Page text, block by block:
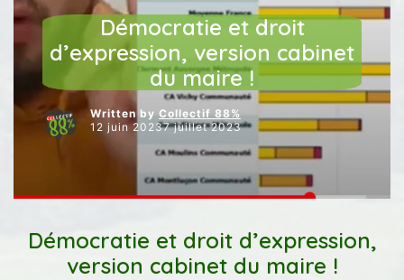
Démocratie et droit
d’expression, version cabinet
du maire !
Written by Collectif 88%
12 juin 20237 juillet 2023
Démocratie et droit d’expression,
version cabinet du maire !